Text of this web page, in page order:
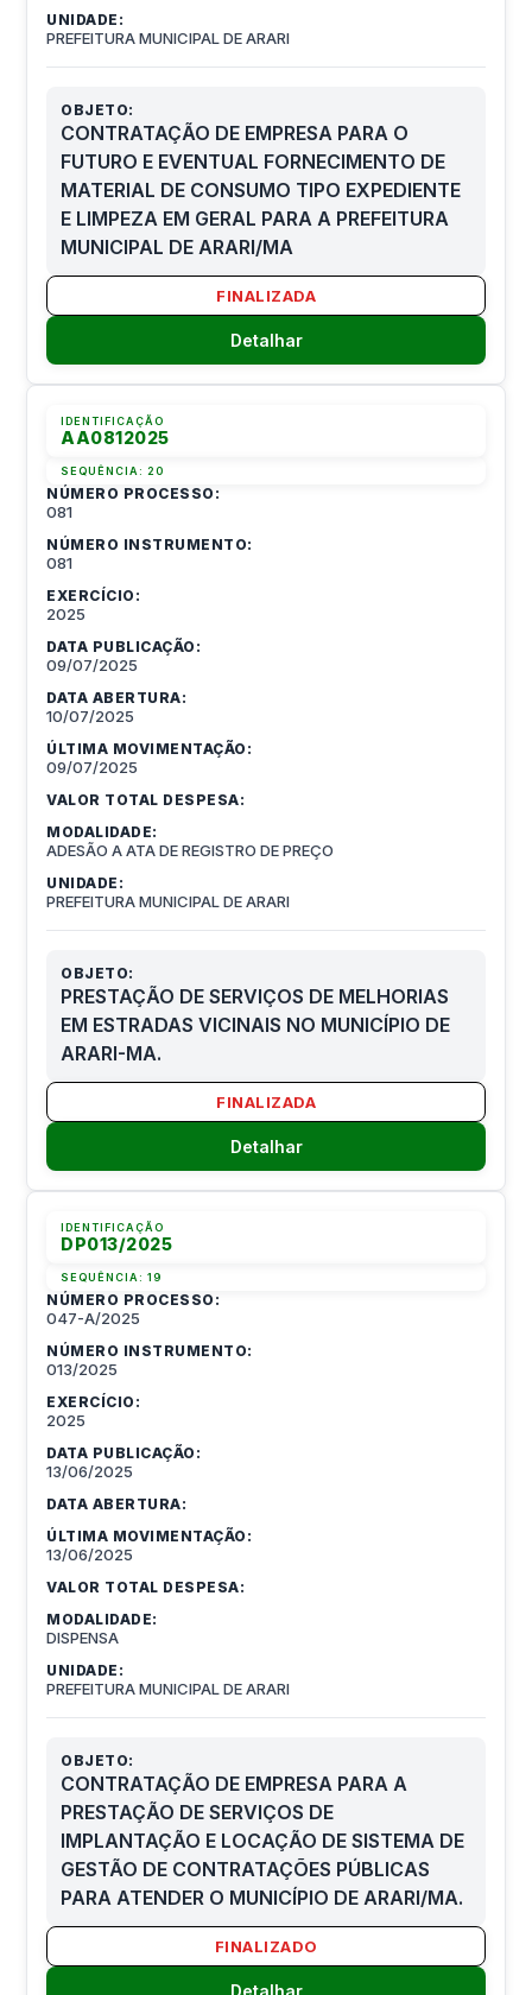
UNIDADE:
PREFEITURA MUNICIPAL DE ARARI
OBJETO:
CONTRATAÇÃO DE EMPRESA PARA O
FUTURO E EVENTUAL FORNECIMENTO DE
MATERIAL DE CONSUMO TIPO EXPEDIENTE
E LIMPEZA EM GERAL PARA A PREFEITURA
MUNICIPAL DE ARARI/MA
FINALIZADA
Detalhar
IDENTIFICAÇÃO
AA0812025
SEQUÊNCIA: 20
NÚMERO PROCESSO:
081
NÚMERO INSTRUMENTO:
081
EXERCÍCIO:
2025
DATA PUBLICAÇÃO:
09/07/2025
DATA ABERTURA:
10/07/2025
ÚLTIMA MOVIMENTAÇÃO:
09/07/2025
VALOR TOTAL DESPESA:
MODALIDADE:
ADESÃO A ATA DE REGISTRO DE PREÇO
UNIDADE:
PREFEITURA MUNICIPAL DE ARARI
OBJETO:
PRESTAÇÃO DE SERVIÇOS DE MELHORIAS
EM ESTRADAS VICINAIS NO MUNICÍPIO DE
ARARI-MA.
FINALIZADA
Detalhar
IDENTIFICAÇÃO
DP013/2025
SEQUÊNCIA:19
NÚMERO PROCESSO:
047-A/2025
NÚMERO INSTRUMENTO:
013/2025
EXERCÍCIO:
2025
DATA PUBLICAÇÃO:
13/06/2025
DATA ABERTURA:
ÚLTIMA MOVIMENTAÇÃO:
13/06/2025
VALOR TOTAL DESPESA:
MODALIDADE:
DISPENSA
UNIDADE:
PREFEITURA MUNICIPAL DE ARARI
OBJETO:
CONTRATAÇÃO DE EMPRESA PARA A
PRESTAÇÃO DE SERVIÇOS DE
IMPLANTAÇÃO E LOCAÇÃO DE SISTEMA DE
GESTÃO DE CONTRATAÇÕES PÚBLICAS
PARA ATENDER O MUNICÍPIO DE ARARI/MA.
FINALIZADO
Detalhar